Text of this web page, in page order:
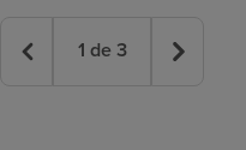
1 de 3